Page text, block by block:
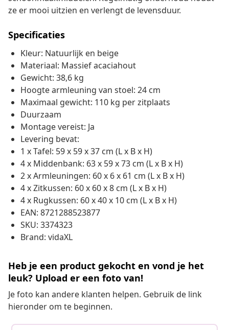
ze er mooi uitzien en verlengt de levensduur.
Specificaties
Kleur: Natuurlijk en beige
Materiaal: Massief acaciahout
Gewicht: 38,6 kg
Hoogte armleuning van stoel: 24 cm
Maximaal gewicht: 110 kg per zitplaats
Duurzaam
Montage vereist: Ja
Levering bevat:
1 x Tafel: 59 x 59 x 37 cm (L x B x H)
4 x Middenbank: 63 x 59 x 73 cm (L x B x H)
2 x Armleuningen: 60 x 6 x 61 cm (L x B x H)
4 x Zitkussen: 60 x 60 x 8 cm (L x B x H)
4 x Rugkussen: 60 x 40 x 10 cm (L x B x H)
EAN: 8721288523877
SKU: 3374323
Brand: vidaXL
Heb je een product gekocht en vond je het
leuk? Upload er een foto van!
Je foto kan andere klanten helpen. Gebruik de link
hieronder om te beginnen.